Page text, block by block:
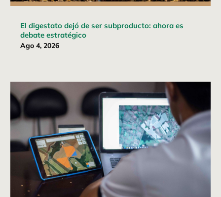
El digestato dejó de ser subproducto: ahora es
debate estratégico
Ago 4, 2026